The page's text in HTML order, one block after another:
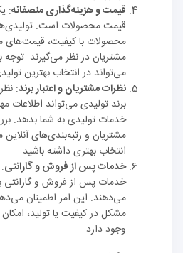
قیمت و هزینه‌گذاری منصفانه:
قیمت محصولات است. تولیدی‌های
محصولات با کیفیت، قیمت‌های
مشتریان در نظر می‌گیرند.
می‌تواند در انتخاب بهترین
نظرات مشتریان و اعتبار برند:
برند تولیدی می‌تواند اطلاعات
خدمات تولیدی به شما بدهد.
مشتریان و رتبه‌بندی‌های
انتخاب بهتری داشته باشید.
خدمات پس از فروش و گارانتی
خدمات پس از فروش و گارانتی
می‌دهند. این امر اطمینان
مشکل در کیفیت یا تولید،
وجود دارد.